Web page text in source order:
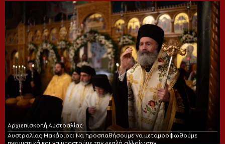
Αρχιεπισκοπή Αυστραλίας
Αυστραλίας Μακάριος: Να προσπαθήσουμε να μεταμορφωθούμε
πνευματικά και να υποστούμε την «καλή αλλοίωση»